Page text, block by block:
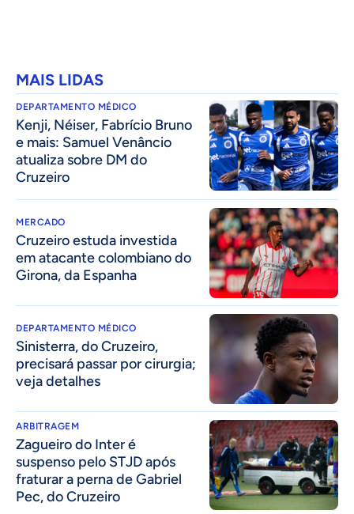
MAIS LIDAS
DEPARTAMENTO MÉDICO
Kenji, Néiser, Fabrício Bruno
e mais: Samuel Venâncio
atualiza sobre DM do
Cruzeiro
MERCADO
Cruzeiro estuda investida
em atacante colombiano do
Girona, da Espanha
DEPARTAMENTO MÉDICO
Sinisterra, do Cruzeiro,
precisará passar por cirurgia;
veja detalhes
ARBITRAGEM
Zagueiro do Inter é
suspenso pelo STJD após
fraturar a perna de Gabriel
Pec, do Cruzeiro